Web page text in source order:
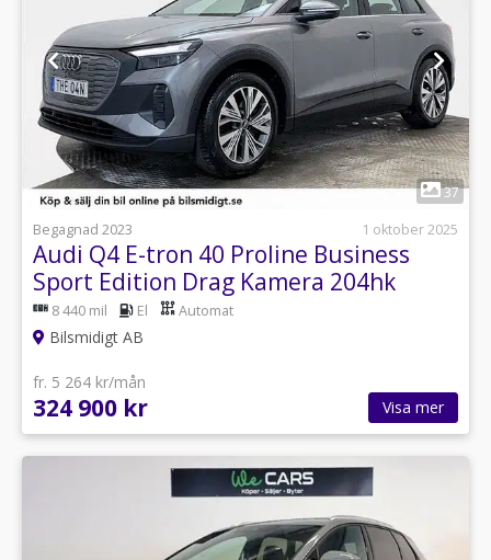
1
37
Begagnad 2023
1 oktober 2025
Audi Q4 E-tron 40 Proline Business
Sport Edition Drag Kamera 204hk
8 440 mil El Automat
Bilsmidigt AB
fr. 5 264 kr/mån
324 900 kr Visa mer